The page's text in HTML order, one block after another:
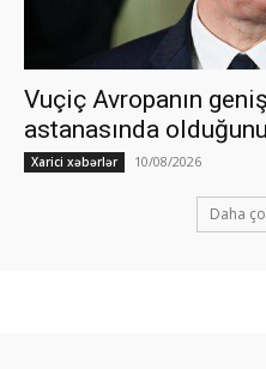
Vuçiç Avropanın
astanasında
Xarici xəbərlər 10/08/2026
Daha